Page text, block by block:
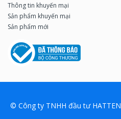
Thông tin khuyến mại
Sản phẩm khuyến mại
Sản phẩm mới
© Công ty TNHH đầu tư HATTEN